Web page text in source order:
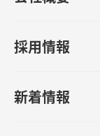
採用情報
新着情報